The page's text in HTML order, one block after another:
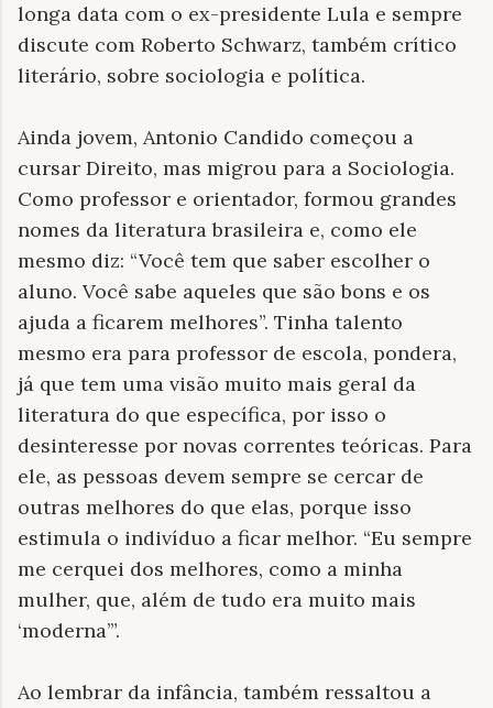
longa data com o ex-presidente Lula e sempre
discute com Roberto Schwarz, também crítico
literário, sobre sociologia e política.
Ainda jovem, Antonio Candido começou a
cursar Direito, mas migrou para a Sociologia.
Como professor e orientador, formou grandes
nomes da literatura brasileira e, como ele
mesmo diz: “Você tem que saber escolher o
aluno. Você sabe aqueles que são bons e os
ajuda a ficarem melhores”. Tinha talento
mesmo era para professor de escola, pondera,
já que tem uma visão muito mais geral da
literatura do que específica, por isso o
desinteresse por novas correntes teóricas. Para
ele, as pessoas devem sempre se cercar de
outras melhores do que elas, porque isso
estimula o indivíduo a ficar melhor. “Eu sempre
me cerquei dos melhores, como a minha
mulher, que, além de tudo era muito mais
‘moderna’”.
Ao lembrar da infância, também ressaltou a